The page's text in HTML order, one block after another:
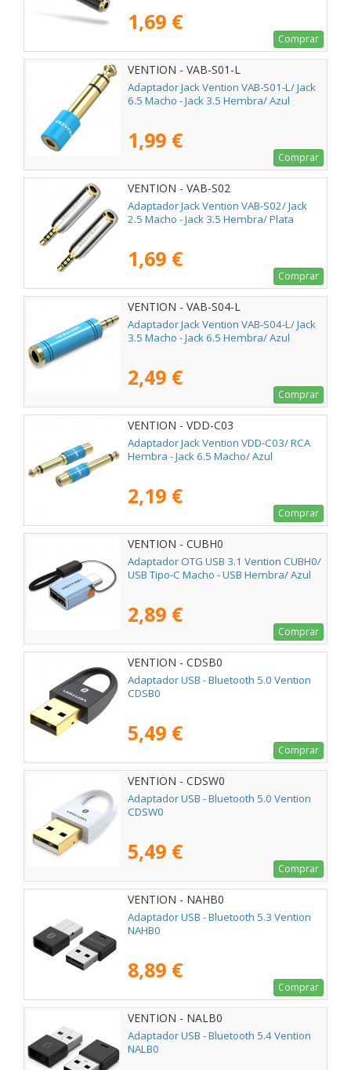
1,69 €
Comprar
VENTION - VAB-S01-L
Adaptador Jack Vention VAB-S01-L/ Jack
6.5 Macho - Jack 3.5 Hembra/ Azul
1,99 €
Comprar
VENTION - VAB-S02
Adaptador Jack Vention VAB-S02/ Jack
2.5 Macho - Jack 3.5 Hembra/ Plata
1,69 €
Comprar
VENTION - VAB-S04-L
Adaptador Jack Vention VAB-S04-L/ Jack
3.5 Macho - Jack 6.5 Hembra/ Azul
2,49 €
Comprar
VENTION - VDD-C03
Adaptador Jack Vention VDD-C03/ RCA
Hembra - Jack 6.5 Macho/ Azul
2,19 €
Comprar
VENTION - CUBH0
Adaptador OTG USB 3.1 Vention CUBH0/
USB Tipo-C Macho - USB Hembra/ Azul
2,89 €
Comprar
VENTION - CDSB0
Adaptador USB - Bluetooth 5.0 Vention
CDSB0
5,49 €
Comprar
VENTION - CDSW0
Adaptador USB - Bluetooth 5.0 Vention
CDSW0
5,49 €
Comprar
VENTION - NAHB0
Adaptador USB - Bluetooth 5.3 Vention
NAHB0
8,89 €
Comprar
VENTION - NALB0
Adaptador USB - Bluetooth 5.4 Vention
NALB0